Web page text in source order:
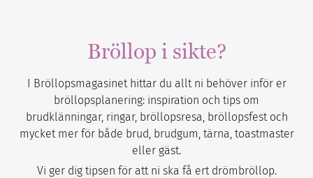
Bröllop i sikte?
I Bröllopsmagasinet hittar du allt ni behöver inför er
bröllopsplanering: inspiration och tips om
brudklänningar, ringar, bröllopsresa, bröllopsfest och
mycket mer för både brud, brudgum, tärna, toastmaster
eller gäst.
Vi ger dig tipsen för att ni ska få ert drömbröllop.